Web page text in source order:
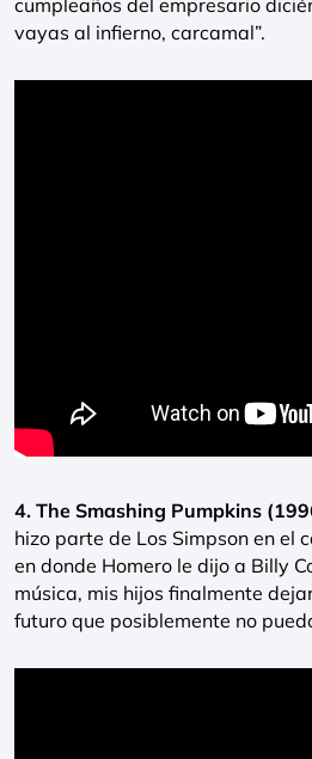
cumpleaños del empresario
vayas al infierno, carcamal”.
4. The Smashing Pumpkins
hizo parte de Los Simpson en el
en donde Homero le dijo a Billy
música, mis hijos finalmente
futuro que posiblemente no